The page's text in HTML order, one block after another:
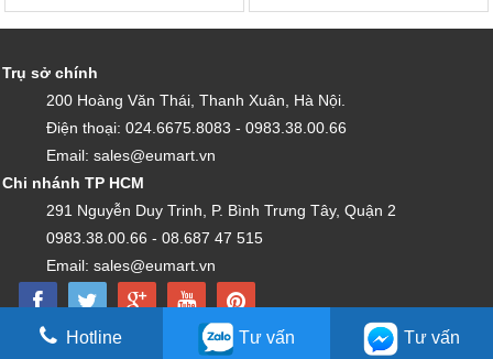
Trụ sở chính
200 Hoàng Văn Thái, Thanh Xuân, Hà Nội.
Điện thoại: 024.6675.8083 - 0983.38.00.66
Email: sales@eumart.vn
Chi nhánh TP HCM
291 Nguyễn Duy Trinh, P. Bình Trưng Tây, Quận 2
0983.38.00.66 - 08.687 47 515
Email: sales@eumart.vn
Hotline Tư vấn Tư vấn
Copyright by EU VIỆT NAM - Được vận hành bởi CÔNG TY TNHH EU VIỆT NAM